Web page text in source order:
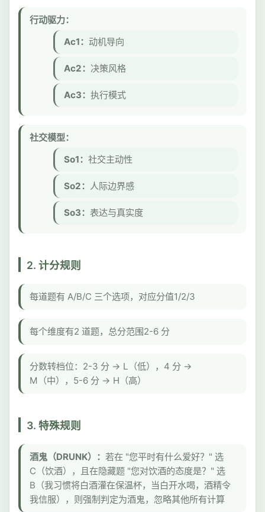
行动驱力：
Ac1： 动机导向
Ac2： 决策风格
Ac3： 执行模式
社交模型：
So1： 社交主动性
So2： 人际边界感
So3： 表达与真实度
2. 计分规则
每道题有 A/B/C 三个选项，对应分值1/2/3
每个维度有2 道题，总分范围2-6 分
分数转档位：2-3 分 → L（低），4 分 →
M（中），5-6 分 → H（高）
3. 特殊规则
酒鬼（DRUNK）： 若在 "您平时有什么爱好？" 选
C（饮酒），且在隐藏题 "您对饮酒的态度是？" 选
B（我习惯将白酒灌在保温杯，当白开水喝，酒精令
我信服），则强制判定为酒鬼，忽略其他所有计算